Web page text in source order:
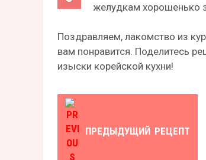
желудкам хорошенько
Поздравляем, лакомство из
вам понравится. Поделитесь
изыски корейской кухни!
ПРЕДЫДУЩИЙ РЕЦЕПТ